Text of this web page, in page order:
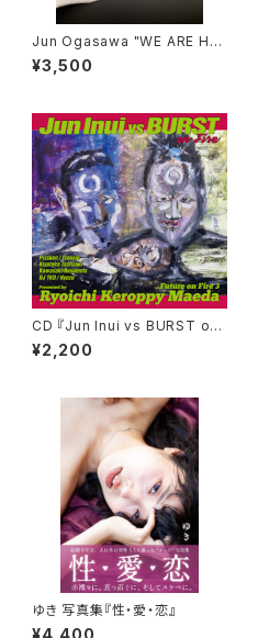
Jun Ogasawa "WE ARE HE
RE" ソックス
¥3,500
CD 『Jun Inui vs BURST on
Fire』
¥2,200
ゆき 写真集『性・愛・恋』
¥4,400